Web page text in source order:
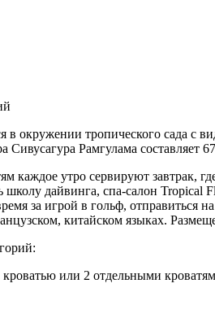
в окружении тропического сада с
Сивусагура Рамгулама составляет
каждое утро сервируют завтрак,
школу дайвинга, спа-салон
за игрой в гольф, отправиться
китайском языках.
или 2 отдельными